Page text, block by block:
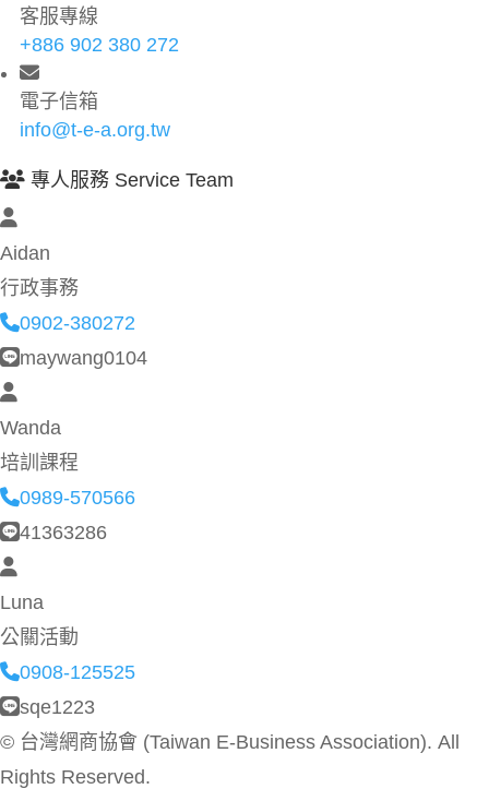
客服專線
+886 902 380 272
電子信箱
info@t-e-a.org.tw
專人服務 Service Team
Aidan
行政事務
0902-380272
maywang0104
Wanda
培訓課程
0989-570566
41363286
Luna
公關活動
0908-125525
sqe1223
© 台灣網商協會 (Taiwan E-Business Association). All
Rights Reserved.